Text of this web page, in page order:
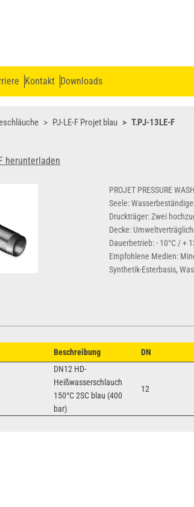
Kontakt Downloads
PJ-LE-F Projet blau T.PJ-13LE-F
herunterladen
PROJET PRESSURE WASH
Seele:
Druckträger: Zwei
Decke:
Dauerbetrieb: - 10°C / +
Empfohlene Medien:
Synthetik-Esterbasis,
Beschreibung DN
DN12 HD-
Heißwasserschlauch
150°C 2SC blau (400
bar)
12